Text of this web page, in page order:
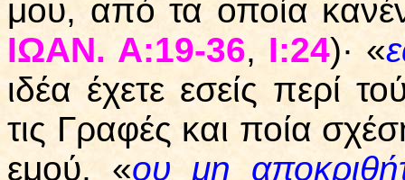
μου, από τα οποία
ΙΩΑΝ. Α:19-36, Ι:24)· «
ιδέα έχετε εσείς περί
τις Γραφές και ποία
εμού, «ου μη